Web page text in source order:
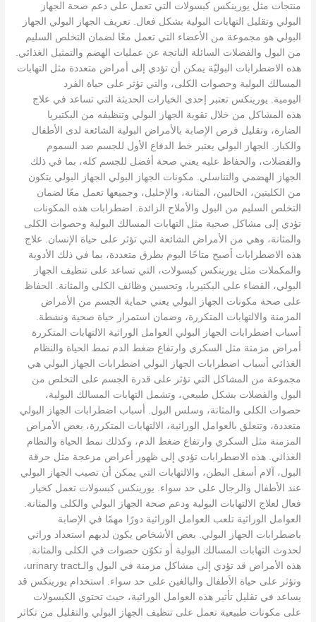
منتجات مثل يورينكس كبسولات التي تعمل على دعم صحة الجهاز
البولي وتقليل التهابات البولية بشكل فعال. تعريف الجهاز البولي الجهاز
البولي هو مجموعة من الأعضاء التي تعمل معًا لضمان التخلص السليم
من البول والفضلات السائلة الناتجة عن عمليات الهضم والتمثيل الغذائي.
هذه الاضطرابات البوليّة يمكن أن تؤدي إلى أمراض متعددة مثل التهابات
المسالك البولية وحصوات الكلى، والتي تؤثر على حياة الفرد
اليومية. يورينكس تعتبر إحدى الخيارات الحديثة التي تساعد في علاج
هذه المشاكل من خلال تقوية الجهاز البولي وتنظيفه من البكتيريا
الضارة، وتقليل فرص الإصابة بالأمراض البولية الشائعة لدى الأطفال
والكبار. الجهاز البولي يعتبر خط الدفاع الأول للجسم ضد السموم
والفضلات، والحفاظ عليه يعني صحة أفضل للجسم كله، بما في ذلك
الجهاز الهضمي والتناسلي. مكونات الجهاز البولي الجهاز البولي يتكون
من الكليتين، الحالبين، المثانة، والإحليل، وجميعها تعمل معًا لضمان
التخلص السليم من البول والأملاح الزائدة. اضطرابات هذه المكونات
تؤدي إلى مشاكل صحية مثل التهابات المسالك البولية وحصوات الكلى
والمثانة، وهي من الأمراض الشائعة التي تؤثر على حياة الإنسان. علاج
هذه الاضطرابات أصبح متاحًا اليوم بطرق متعددة، بما في ذلك الأدوية
والمكملات مثل يورينكس كبسولات، التي تساعد على تنظيف الجهاز
البولي، القضاء على البكتيريا، وتحسين وظائف الكلى والمثانة. الحفاظ
على صحة مكونات الجهاز البولي يعني حماية الجسم من الأمراض
المزمنة والالتهابات المتكررة، وضمان استمرار حياة صحية ونشطة.
أسباب اضطرابات الجهاز البولي العوامل الوراثية الالتهابات المتكررة
أمراض مزمنة مثل السكري وارتفاع ضغط الدم نمط الحياة والنظام
الغذائي أسباب اضطرابات الجهاز البولي اضطرابات الجهاز البولي هي
مجموعة من المشاكل التي تؤثر على قدرة الجسم على التخلص من
البول والفضلات بشكل طبيعي، وتشمل التهابات المسالك البولية،
حصوات الكلى والمثانة، وسلس البول. أسباب اضطرابات الجهاز البولي
متعددة، وتتعلق بالعوامل الوراثية، الالتهابات المتكررة، بعض الأمراض
المزمنة مثل السكري وارتفاع ضغط الدم، وكذلك نمط الحياة والنظام
الغذائي. هذه الاضطرابات تؤدي إلى ظهور أعراض مزعجة مثل حرقة
البول، آلام أسفل البطن، والالتهابات التي يمكن أن تصيب الجهاز البولي
عند الأطفال والرجال على حد سواء. يورينكس كبسولات تعمل كخيار
فعال لعلاج الالتهابات البولية ودعم صحة الجهاز البولي والكلى والمثانة.
العوامل الوراثية تلعب العوامل الوراثية دورًا مهمًا في الإصابة
باضطرابات الجهاز البولي. بعض الأشخاص يكون لديهم استعداد وراثي
لحدوث التهابات المسالك البولية أو تكوّن حصوات في الكلى والمثانة.
هذه الأمراض قد تؤدي إلى مشاكل مزمنة في البول والـurinary tract،
وتؤثر على حياة الأطفال والبالغين على حد سواء. استخدام يورينكس قد
يساعد في تقليل تأثير هذه العوامل الوراثية، حيث تحتوي الكبسولات
على مكونات طبيعية تعمل على تنظيف الجهاز البولي والتقليل من تكاثر